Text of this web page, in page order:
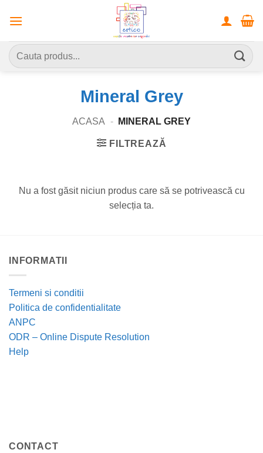
Caută
după:
Mineral Grey
ACASA - MINERAL GREY
FILTREAZĂ
Nu a fost găsit niciun produs care să se potrivească cu
selecția ta.
INFORMATII
Termeni si conditii
Politica de confidentialitate
ANPC
ODR – Online Dispute Resolution
Help
CONTACT